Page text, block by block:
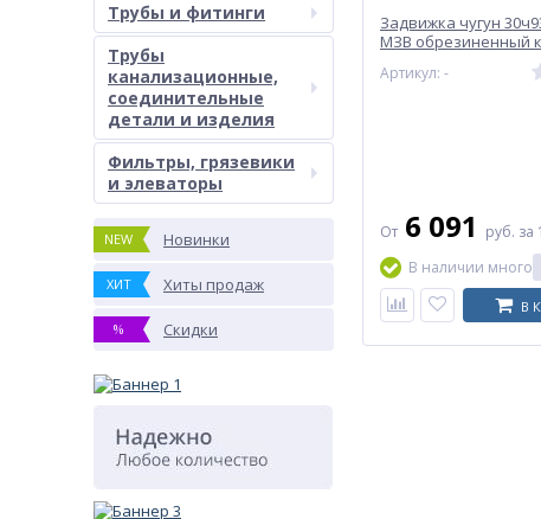
Трубы и фитинги
Трубы
канализационные,
соединительные
детали и изделия
Фильтры, грязевики
и элеваторы
NEW Новинки
ХИТ Хиты продаж
% Скидки
Задвижка чугун
МЗВ обрезиненный
фл под
Артикул: -
От 6 091 руб. за
В наличии много
В